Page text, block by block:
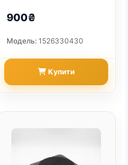
900₴
Модель: 1526330430
Купити